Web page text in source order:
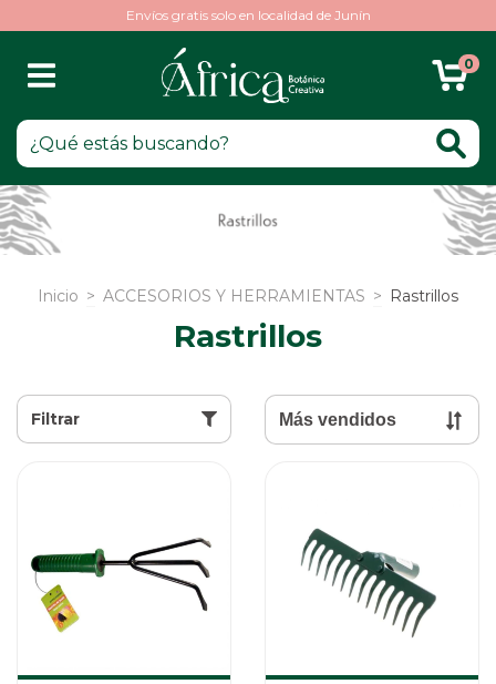
Envíos gratis solo en localidad de Junín
0
Inicio > ACCESORIOS Y HERRAMIENTAS > Rastrillos
Rastrillos
Filtrar